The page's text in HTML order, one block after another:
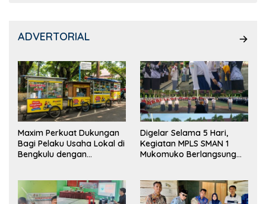
ADVERTORIAL
Maxim Perkuat Dukungan
Bagi Pelaku Usaha Lokal di
Bengkulu dengan
Pasar
Digelar Selama 5 Hari,
Kegiatan MPLS SMAN 1
Mukomuko Berlangsung